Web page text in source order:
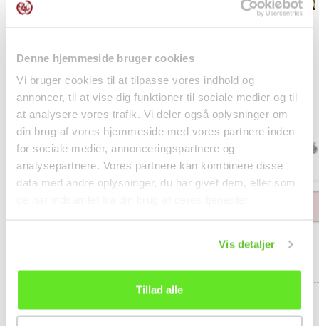
Denne hjemmeside bruger cookies
Vi bruger cookies til at tilpasse vores indhold og
annoncer, til at vise dig funktioner til sociale medier og til
at analysere vores trafik. Vi deler også oplysninger om
din brug af vores hjemmeside med vores partnere inden
for sociale medier, annonceringspartnere og
analysepartnere. Vores partnere kan kombinere disse
data med andre oplysninger, du har givet dem, eller som
Vis detaljer
Tillad alle
Pocky m. Matcha Grøn Te 35g Glico
kr15.29
Kit Kat Mini Double Matcha 11stk (124,3g) Nestlé
1 xkr53.91
Oreo Cookies Matcha Is Smag 97g
1 xkr25.18
Matcha Grøn Te Pulver 80g THS